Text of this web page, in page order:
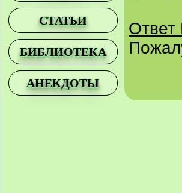
СТАТЬИ
БИБЛИОТЕКА
АНЕКДОТЫ